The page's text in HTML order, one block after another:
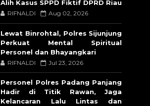
Alih Kasus SPPD Fiktif DPRD Riau
RIFNALDI Aug 02, 2026
Lewat Binrohtal, Polres Sijunjung
Perkuat Mental Spiritual
Personel dan Bhayangkari
RIFNALDI Jul 23, 2026
Personel Polres Padang Panjang
Hadir di Titik Rawan, Jaga
Kelancaran Lalu Lintas dan